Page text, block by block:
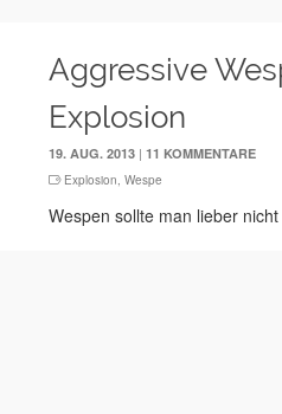
Aggressive
Explosion
19. AUG. 2013 |11 KOMMENTARE
Explosion,Wespe
Wespen sollte man lieber